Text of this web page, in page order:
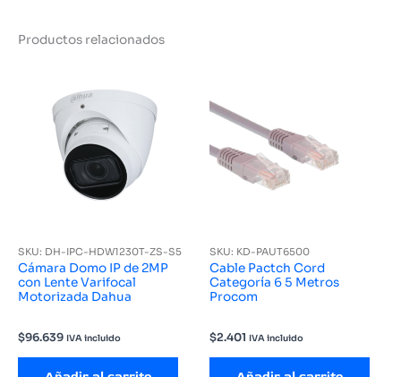
Productos relacionados
SKU: DH-IPC-HDW1230T-ZS-S5
Cámara Domo IP de 2MP
con Lente Varifocal
Motorizada Dahua
$96.639 IVA incluido
SKU: KD-PAUT6500
Cable Pactch Cord
Categoría 6 5 Metros
Procom
$2.401 IVA incluido